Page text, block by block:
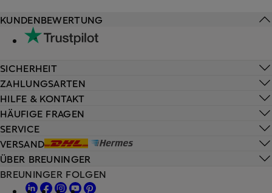
HILFE & KONTAKT
HÄUFIGE FRAGEN
SERVICE
VERSAND
KUNDENBEWERTUNG
SICHERHEIT
ZAHLUNGSARTEN
ÜBER BREUNINGER
BREUNINGER FOLGEN